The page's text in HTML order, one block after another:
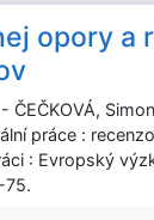
opory a
ČEČKOVÁ,
práce :
: Evropský
75.